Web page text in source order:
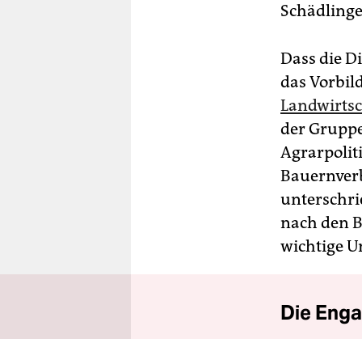
Dass die
das
der
nach den
wichtige
Die